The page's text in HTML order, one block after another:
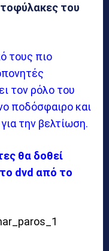
του
τους πιο
τον ρόλο του
ποδόσφαιρο και
την βελτίωση.
θα δοθεί
dvd από το